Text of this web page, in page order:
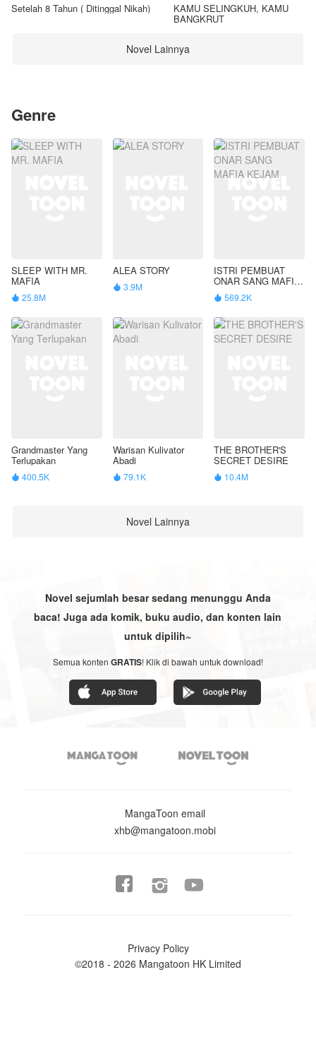
Setelah 8 Tahun ( Ditinggal Nikah) KAMU SELINGKUH, KAMU
BANGKRUT
Novel Lainnya
Genre
SLEEP WITH MR.
MAFIA
 25.8M
ALEA STORY
 3.9M
ISTRI PEMBUAT
ONAR SANG MAFIA
KEJAM
 569.2K
Grandmaster Yang
Terlupakan
 400.5K
Warisan Kulivator
Abadi
 79.1K
THE BROTHER'S
SECRET DESIRE
 10.4M
Novel Lainnya
Novel sejumlah besar sedang menunggu Anda
baca! Juga ada komik, buku audio, dan konten lain
untuk dipilih~
Semua konten GRATIS! Klik di bawah untuk download!
 
MangaToon email
xhb@mangatoon.mobi
 
Privacy Policy
©2018 - 2026 Mangatoon HK Limited